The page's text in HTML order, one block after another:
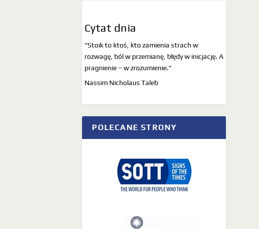
Cytat dnia
"Stoik to ktoś, kto zamienia strach w
rozwagę, ból w przemianę, błędy w inicjację. A
pragnienie – w zrozumienie."
Nassim Nicholaus Taleb
POLECANE STRONY